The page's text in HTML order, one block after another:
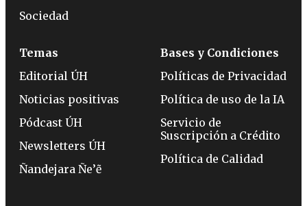
Sociedad
Temas
Editorial ÚH
Noticias positivas
Pódcast ÚH
Newsletters ÚH
Ñandejara Ñe’ẽ
Bases y Condiciones
Políticas de Privacidad
Política de uso de la IA
Servicio de
Suscripción a Crédito
Política de Calidad